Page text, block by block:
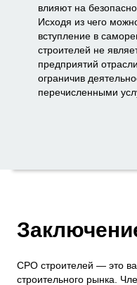
влияют на
Исходя из чего
вступление в
строителей не
предприятий
ограничив
перечисленными
СРО строителей — это
строительного рынка.